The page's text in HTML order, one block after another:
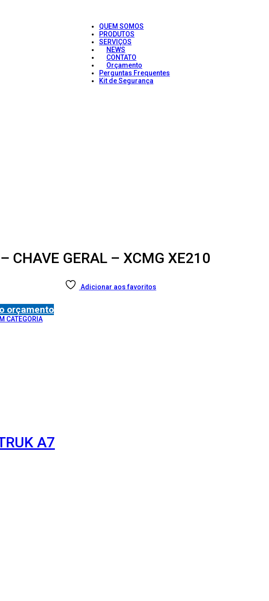
QUEM SOMOS
PRODUTOS
SERVIÇOS
NEWS
CONTATO
Orçamento
Perguntas Frequentes
Kit de Segurança
CHAVE GERAL – XCMG XE210
Adicionar aos favoritos
orçamento
CATEGORIA
A7